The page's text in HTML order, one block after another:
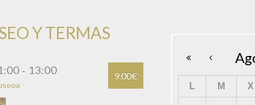
integral del conjunto de
Y TERMAS
- 13:00 9.00€
L M X